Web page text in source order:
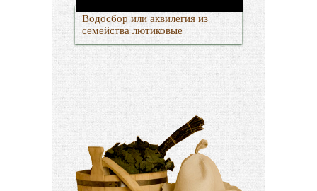
Водосбор или аквилегия из
семейства лютиковые